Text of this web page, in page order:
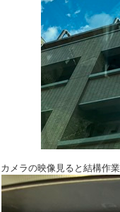
カメラの映像見ると結構作